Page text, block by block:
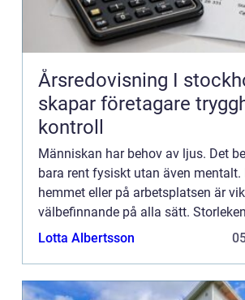
Årsredovisning I
skapar företagare
kontroll
Människan har behov av ljus. Det
bara rent fysiskt utan även mentalt.
hemmet eller på arbetsplatsen är
välbefinnande på alla sätt.
Lotta Albertsson